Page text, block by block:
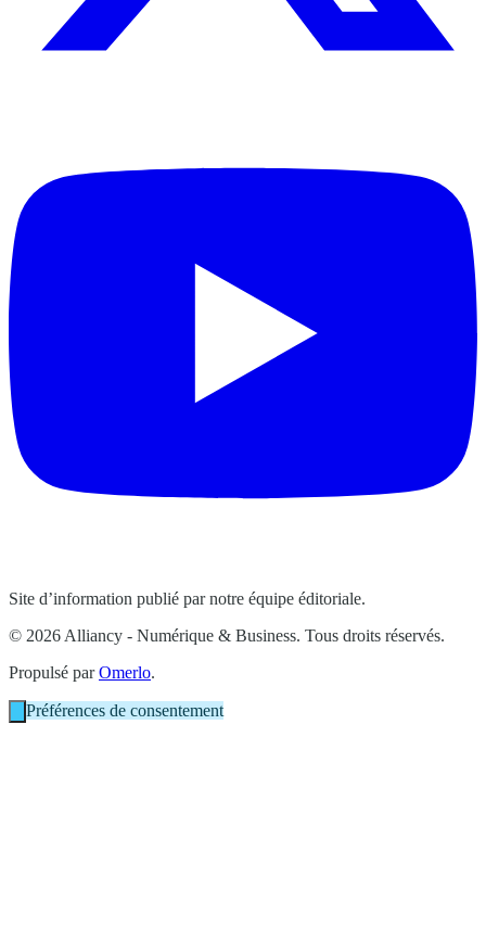
Site d’information publié par notre équipe éditoriale.
© 2026 Alliancy - Numérique & Business. Tous droits réservés.
Propulsé parOmerlo.
Préférences de consentement